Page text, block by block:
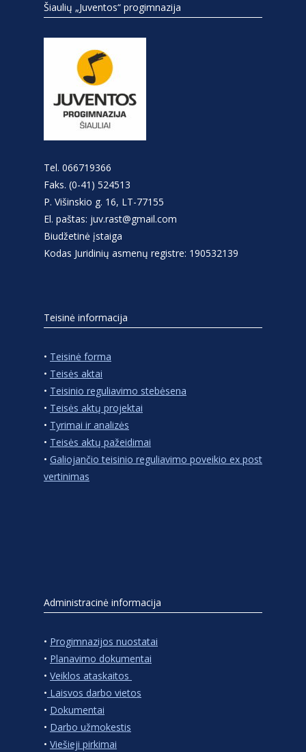
Šiaulių „Juventos“ progimnazija
Tel. 066719366
Faks. (0-41) 524513
P. Višinskio g. 16, LT-77155
El. paštas: juv.rast@gmail.com
Biudžetinė įstaiga
Kodas Juridinių asmenų registre: 190532139
Teisinė informacija
• Teisinė forma
• Teisės aktai
• Teisinio reguliavimo stebėsena
• Teisės aktų projektai
• Tyrimai ir analizės
• Teisės aktų pažeidimai
• Galiojančio teisinio reguliavimo poveikio ex post
vertinimas
Administracinė informacija
• Progimnazijos nuostatai
• Planavimo dokumentai
• Veiklos ataskaitos
• Laisvos darbo vietos
• Dokumentai
• Darbo užmokestis
• Viešieji pirkimai